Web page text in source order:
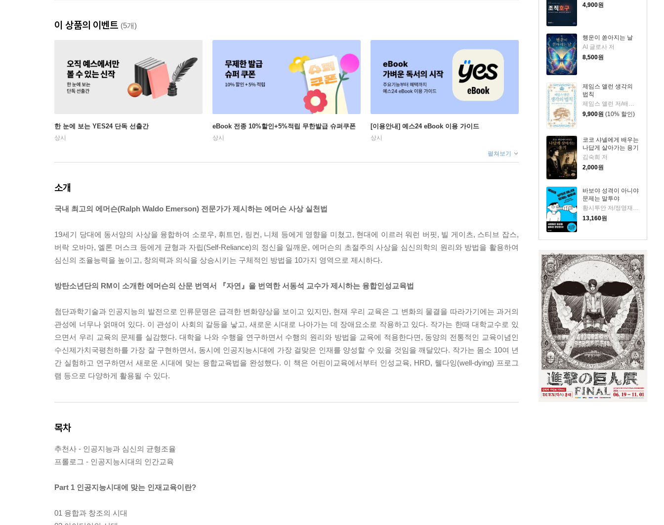
4,900원
행운이 쏟아지는 날
AI 글로사 저
8,500원
제임스 앨런 생각의
법칙
9,900원 (10% 할인)
코코 샤넬에게 배우는
나답게 살아가는 용기
김숙희 저
2,000원
바보야 성격이 아니야
문제는 말투야
황시투안 저/정영재 역
13,160원
이 상품의 이벤트 (5개)
한 눈에 보는 YES24 단독 선출간
상시
eBook 전종 10%할인+5%적립 무한발급 슈퍼쿠폰
상시
[이용안내] 예스24 eBook 이용 가이드
상시
펼쳐보기
소개
국내 최고의 에머슨(Ralph Waldo Emerson) 전문가가 제시하는 에머슨 사상 실천법
19세기 당대에 동서양의 사상을 융합하여 소로우, 휘트먼, 링컨, 니체 등에게 영향을 미쳤고, 현대에 이르러 워런 버핏, 빌 게이츠, 스티브 잡스,
버락 오바마, 엘론 머스크 등에게 균형과 자립(Self-Reliance)의 정신을 일깨운, 에머슨의 초절주의 사상을 심신의학의 원리와 방법을 활용하여
심신의 조율능력을 높이고, 창의력과 의식을 상승시키는 구체적인 방법을 10가지 영역으로 제시하다.
방탄소년단의 RM이 소개한 에머슨의 산문 번역서 『자연』을 번역한 서동석 교수가 제시하는 융합인성교육법
첨단과학기술과 인공지능의 발전으로 인류문명은 급격한 변화양상을 보이고 있지만, 현재 우리 교육은 그 변화의 물결을 따라가기에는 과거의
관성에 너무나 얽매여 있다. 이 관성이 사회의 갈등을 낳고, 새로운 시대로 나아가는 데 장애요소로 작용하고 있다. 작가는 한때 대학교수로 있
으면서 우리 교육의 문제를 실감했다. 대학을 나와 수행을 연구하면서 수행의 원리와 방법을 교육에 적용한다면, 동양의 전통적인 교육이념인
수신제가치국평천하를 가장 잘 구현하면서, 동시에 인공지능시대에 가장 걸맞은 인재를 양성할 수 있을 것임을 깨달았다. 작가는 몸소 10여 년
간 실험하고 연구하면서 새로운 시대에 맞는 융합교육법을 완성했다. 이 책은 어린이교육에서부터 인성교육, HRD, 웰다잉(well-dying) 프로그
램 등으로 다양하게 활용될 수 있다.
목차
추천사 - 인공지능과 심신의 균형조율
프롤로그 - 인공지능시대의 인간교육
Part 1 인공지능시대에 맞는 인재교육이란?
01 융합과 창조의 시대